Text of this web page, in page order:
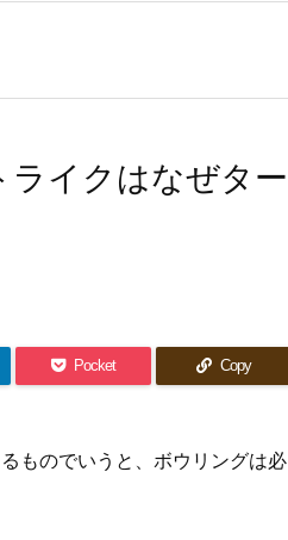
ライクはなぜター
Pocket Copy
ものでいうと、ボウリングは必